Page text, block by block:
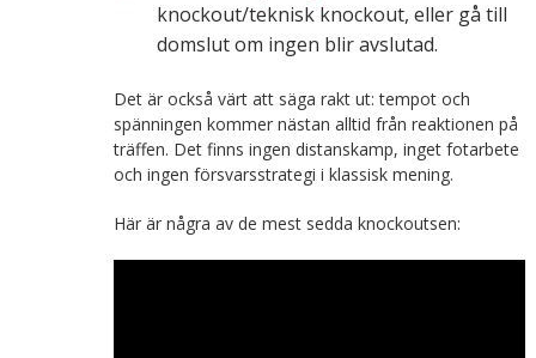
knockout/teknisk knockout, eller gå till
domslut om ingen blir avslutad.
Det är också värt att säga rakt ut: tempot och
spänningen kommer nästan alltid från reaktionen på
träffen. Det finns ingen distanskamp, inget fotarbete
och ingen försvarsstrategi i klassisk mening.
Här är några av de mest sedda knockoutsen: